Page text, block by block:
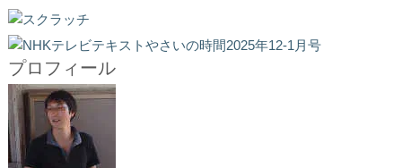
プロフィール